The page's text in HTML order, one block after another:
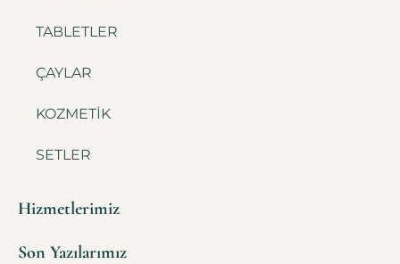
TABLETLER
ÇAYLAR
KOZMETİK
SETLER
Hizmetlerimiz
Son Yazılarımız